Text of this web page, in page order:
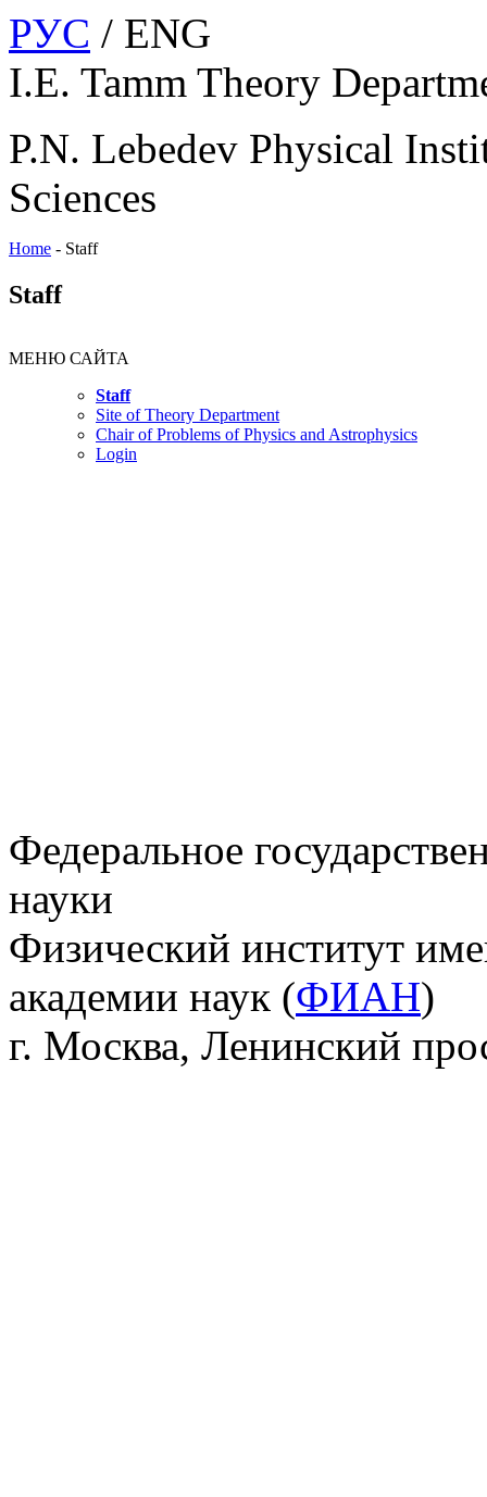
РУС / ENG
I.E. Tamm Theory
P.N. Lebedev Physical
Sciences
Home - Staff
Staff
МЕНЮ САЙТА
Staff
Site of Theory Department
Chair of Problems of Physics and Astrophysics
Login
Федеральное
науки
Физический институт
академии наук (ФИАН)
г. Москва, Ленинский